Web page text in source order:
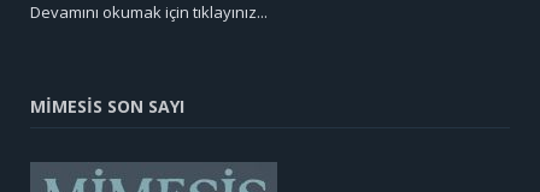
Devamını okumak için tıklayınız...
MİMESİS SON SAYI